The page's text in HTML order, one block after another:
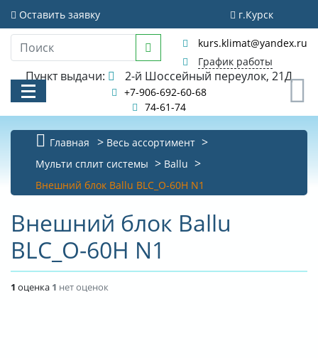
Оставить заявку г.Курск
kurs.klimat@yandex.ru
График работы
Пункт выдачи: 2-й Шоссейный переулок, 21Д
+7-906-692-60-68
74-61-74
КАТАЛОГ
АКЦИИ И РАСПРОДАЖИ
УСЛУГИ
БИБЛИОТЕКА
Главная
Весь ассортимент
Мульти сплит системы
Ballu
Внешний блок Ballu BLC_O-60H N1
Внешний блок Ballu
BLC_O-60H N1
1 оценка 1 нет оценок